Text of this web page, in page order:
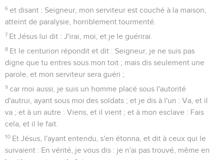
6 et disant : Seigneur, mon serviteur est couché à la maison,
atteint de paralysie, horriblement tourmenté.
7 Et Jésus lui dit : J'irai, moi, et je le guérirai.
8 Et le centurion répondit et dit : Seigneur, je ne suis pas
digne que tu entres sous mon toit ; mais dis seulement une
parole, et mon serviteur sera guéri ;
9 car moi aussi, je suis un homme placé sous l'autorité
d'autrui, ayant sous moi des soldats ; et je dis à l'un : Va, et il
va ; et à un autre : Viens, et il vient ; et à mon esclave : Fais
cela, et il le fait.
10 Et Jésus, l'ayant entendu, s'en étonna, et dit à ceux qui le
suivaient : En vérité, je vous dis : je n'ai pas trouvé, même en